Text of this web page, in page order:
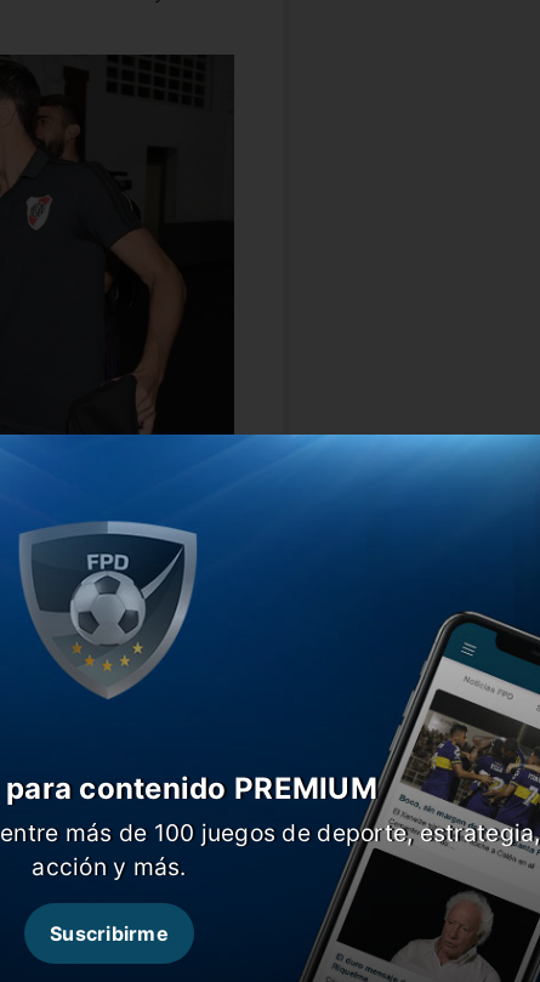
dentro del plantel
que el volante.
nombres de peso
contenido PREMIUM
más de 100 juegos de deporte, estrategia,
acción y más.
Suscribirme